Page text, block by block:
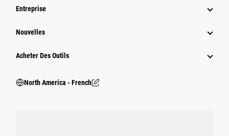
Entreprise
Nouvelles
Acheter Des Outils
North America - French